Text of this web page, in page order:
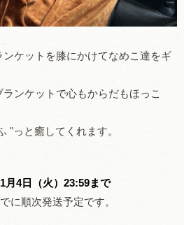
ケットを膝にかけてなめこ達をギ
ンケットで心もからだもほっこ
"っと癒してくれます。
月4日（火）23:59まで
に順次発送予定です。